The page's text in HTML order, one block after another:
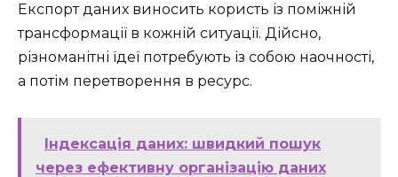
Експорт даних виносить користь із поміжній
трансформації в кожній ситуації. Дійсно,
різноманітні їдеї потребують із собою наочності,
а потім перетворення в ресурс.
Індексація даних: швидкий пошук
через ефективну організацію даних